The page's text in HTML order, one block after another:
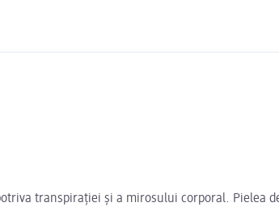
transpirației și a mirosului corporal. Pielea